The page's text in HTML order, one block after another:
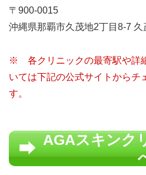
〒900-0015
沖縄県那覇市久茂地2丁目8-7
※ 各クリニックの最寄駅や詳
いては下記の公式サイトからチ
す。
AGAスキンク